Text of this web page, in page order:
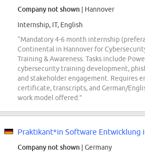
Company not shown | Hannover
Internship, IT, English
“Mandatory 4-6 month internship
Continental in Hannover for
Training & Awareness. Tasks include
cybersecurity training development,
and stakeholder engagement. Requires
certificate, transcripts, and German/
work model offered.”
Company not shown | Germany